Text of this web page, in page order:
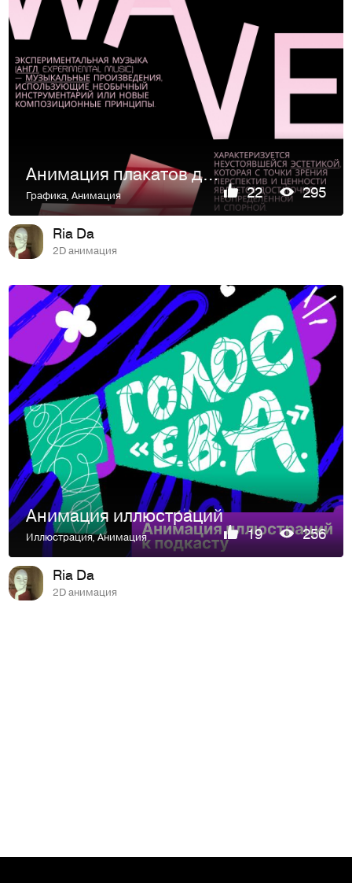
Анимация плакатов для фестиваля
Графика,Анимация 22 295
Ria Da
2D анимация
Анимация иллюстраций
Иллюстрация,Анимация 19 256
Ria Da
2D анимация